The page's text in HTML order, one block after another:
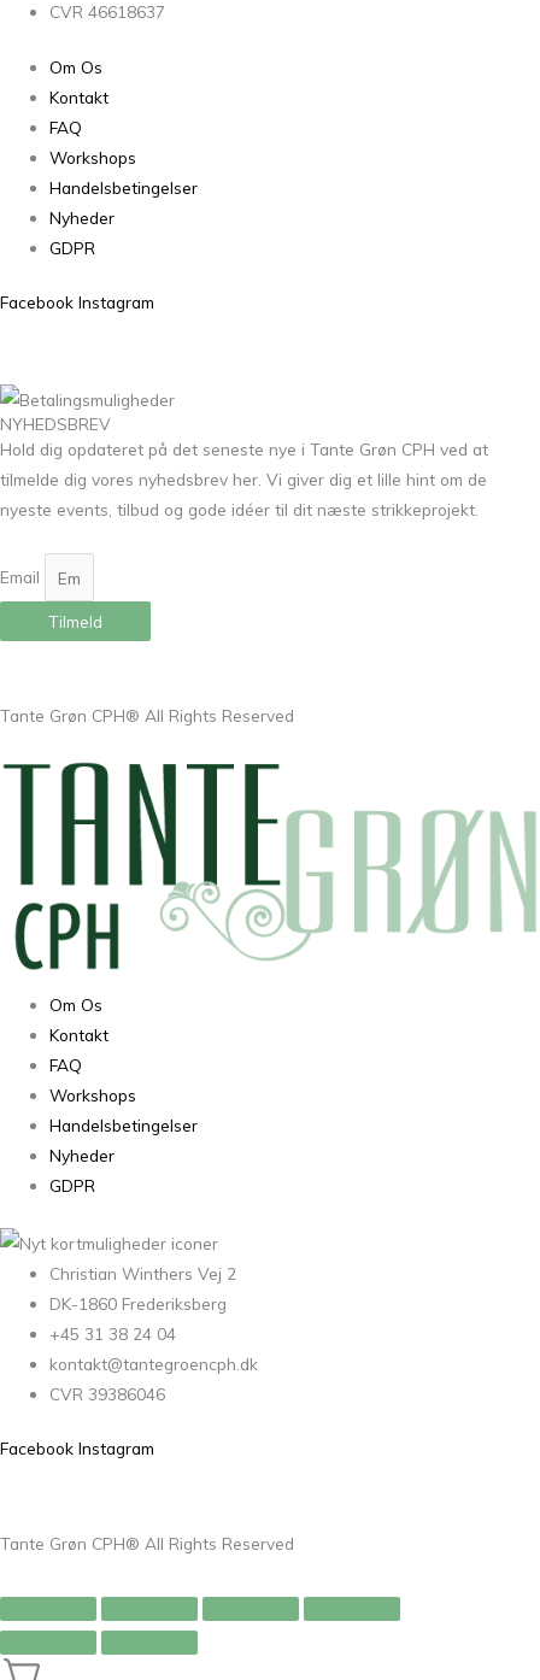
CVR 46618637
Om Os
Kontakt
FAQ
Workshops
Handelsbetingelser
Nyheder
GDPR
Facebook Instagram
NYHEDSBREV
Hold dig opdateret på det seneste nye i Tante Grøn CPH ved at
tilmelde dig vores nyhedsbrev her. Vi giver dig et lille hint om de
nyeste events, tilbud og gode idéer til dit næste strikkeprojekt.
Email
Tilmeld
Tante Grøn CPH® All Rights Reserved
Om Os
Kontakt
FAQ
Workshops
Handelsbetingelser
Nyheder
GDPR
Christian Winthers Vej 2
DK-1860 Frederiksberg
+45 31 38 24 04
kontakt@tantegroencph.dk
CVR 39386046
Facebook Instagram
Tante Grøn CPH® All Rights Reserved